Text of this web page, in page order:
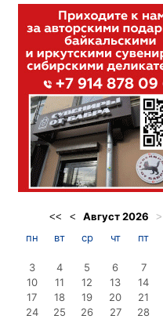
<< < Август2026 >
пн вт ср чт пт
3
4 5 6 7
10
11 12 13 14
17
18 19 20 21
24
25 26 27 28